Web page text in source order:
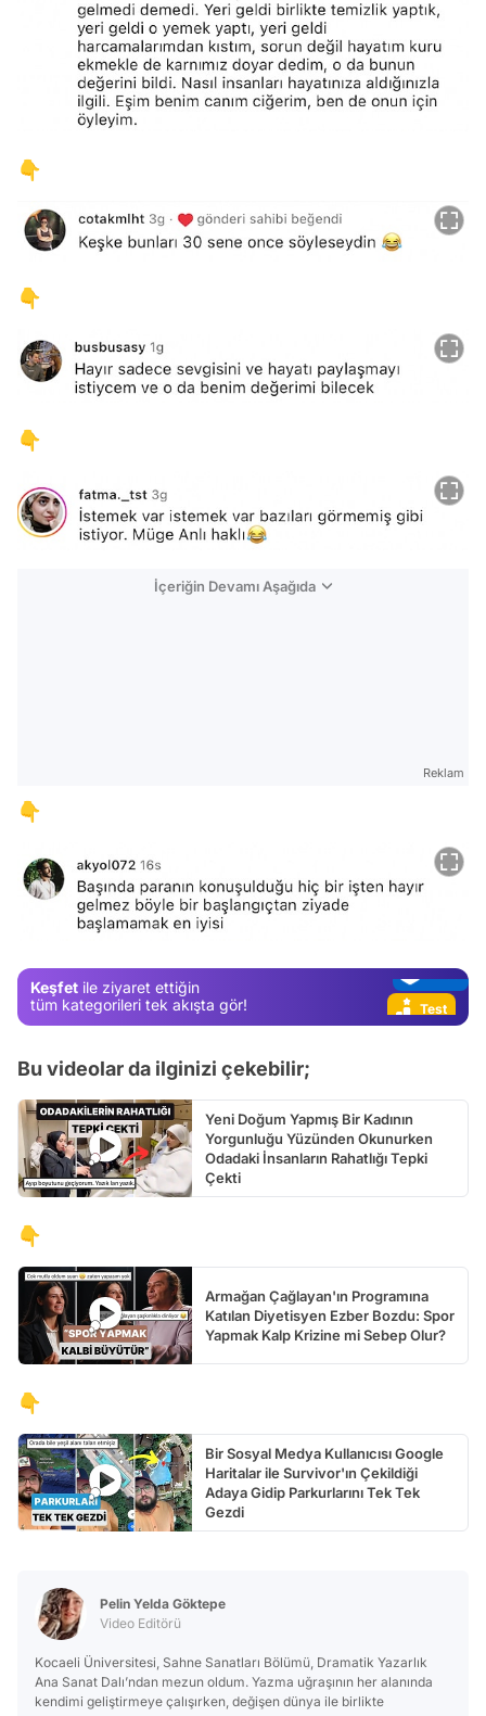
👇
👇
👇
İçeriğin Devamı Aşağıda
Reklam
👇
Keşfet ile ziyaret ettiğin
tüm kategorileri tek akışta gör!
Test
Gündem
Test
Bu videolar da ilginizi çekebilir;
Yeni Doğum Yapmış Bir Kadının
Yorgunluğu Yüzünden Okunurken
Odadaki İnsanların Rahatlığı Tepki
Çekti
👇
Armağan Çağlayan'ın Programına
Katılan Diyetisyen Ezber Bozdu: Spor
Yapmak Kalp Krizine mi Sebep Olur?
👇
Bir Sosyal Medya Kullanıcısı Google
Haritalar ile Survivor'ın Çekildiği
Adaya Gidip Parkurlarını Tek Tek
Gezdi
Pelin Yelda Göktepe
Video Editörü
Kocaeli Üniversitesi, Sahne Sanatları Bölümü, Dramatik Yazarlık
Ana Sanat Dalı’ndan mezun oldum. Yazma uğraşının her alanında
kendimi geliştirmeye çalışırken, değişen dünya ile birlikte